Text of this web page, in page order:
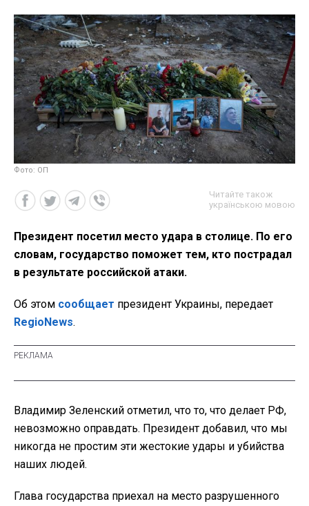
Фото: ОП
Читайте також
українською мовою
Президент посетил место удара в столице. По его
словам, государство поможет тем, кто пострадал
в результате российской атаки.
Об этом сообщает президент Украины, передает
RegioNews.
Владимир Зеленский отметил, что то, что делает РФ,
невозможно оправдать. Президент добавил, что мы
никогда не простим эти жестокие удары и убийства
наших людей.
Глава государства приехал на место разрушенного